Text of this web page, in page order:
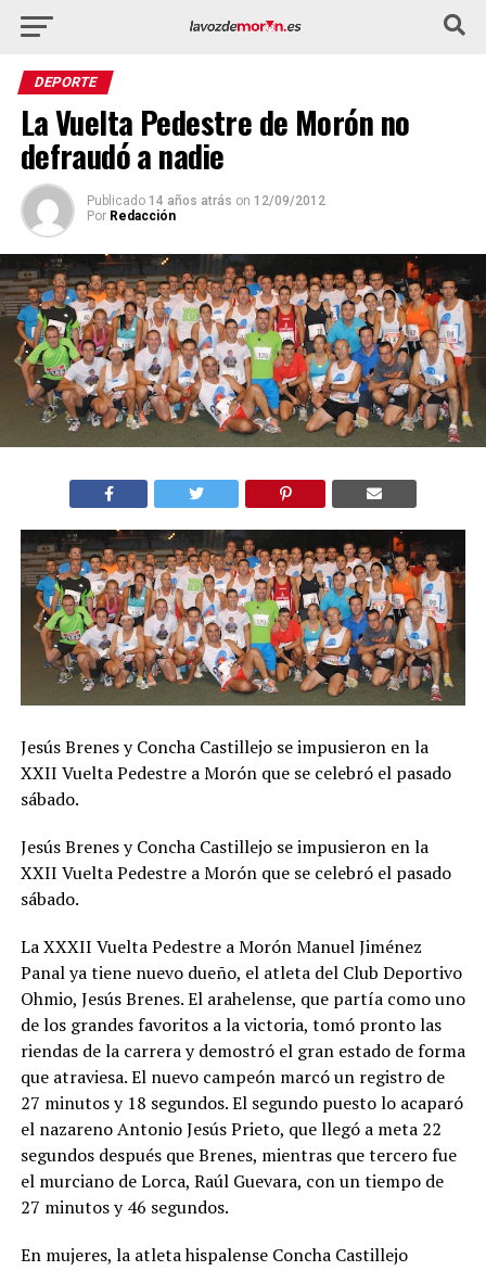
DEPORTE
La Vuelta Pedestre de Morón no
defraudó a nadie
Publicado 14 años atrás on 12/09/2012
Por Redacción
Jesús Brenes y Concha Castillejo se impusieron en la
XXII Vuelta Pedestre a Morón que se celebró el pasado
sábado.
Jesús Brenes y Concha Castillejo se impusieron en la
XXII Vuelta Pedestre a Morón que se celebró el pasado
sábado.
La XXXII Vuelta Pedestre a Morón Manuel Jiménez
Panal ya tiene nuevo dueño, el atleta del Club Deportivo
Ohmio, Jesús Brenes. El arahelense, que partía como uno
de los grandes favoritos a la victoria, tomó pronto las
riendas de la carrera y demostró el gran estado de forma
que atraviesa. El nuevo campeón marcó un registro de
27 minutos y 18 segundos. El segundo puesto lo acaparó
el nazareno Antonio Jesús Prieto, que llegó a meta 22
segundos después que Brenes, mientras que tercero fue
el murciano de Lorca, Raúl Guevara, con un tiempo de
27 minutos y 46 segundos.
En mujeres, la atleta hispalense Concha Castillejo